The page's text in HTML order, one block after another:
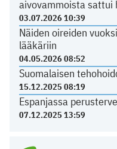
aivovammoista sattui
03.07.2026 10:39
Näiden oireiden
lääkäriin
04.05.2026 08:52
Suomalaisen
15.12.2025 08:19
Espanjassa
07.12.2025 13:59